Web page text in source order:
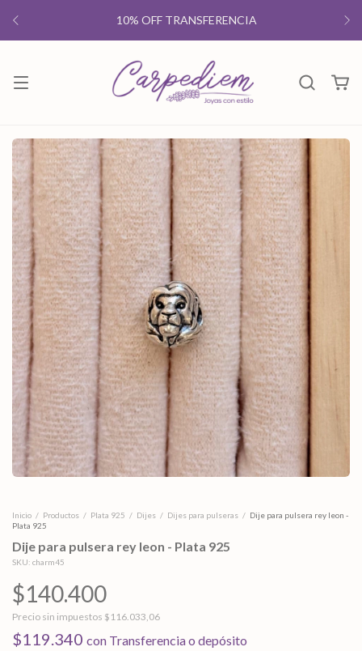
10% OFF TRANSFERENCIA
Inicio / Productos / Plata 925 / Dijes / Dijes para pulseras / Dije para pulsera rey leon -
Plata 925
Dije para pulsera rey leon - Plata 925
SKU: charm45
$140.400
Precio sin impuestos $116.033,06
$119.340 con Transferencia o depósito